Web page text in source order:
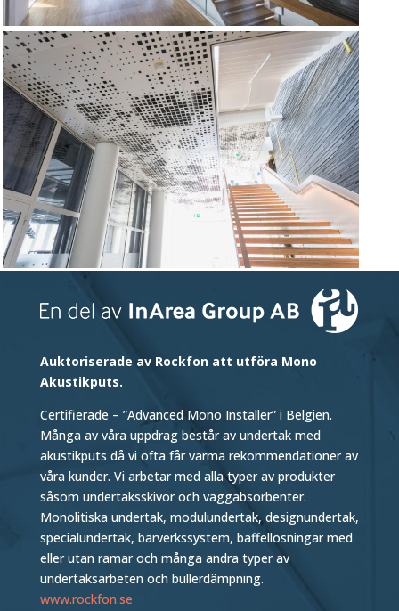
Auktoriserade av Rockfon att utföra Mono
Akustikputs.
Certifierade – ”Advanced Mono Installer” i Belgien.
Många av våra uppdrag består av undertak med
akustikputs då vi ofta får varma rekommendationer av
våra kunder. Vi arbetar med alla typer av produkter
såsom undertaksskivor och väggabsorbenter.
Monolitiska undertak, modulundertak, designundertak,
specialundertak, bärverkssystem, baffellösningar med
eller utan ramar och många andra typer av
undertaksarbeten och bullerdämpning.
www.rockfon.se